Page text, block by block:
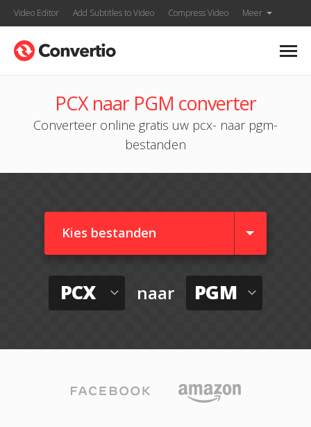
Video Editor Add Subtitles to Video Compress Video Meer
PCX naar PGM converter
Converteer online gratis uw pcx- naar pgm-
bestanden
Kies bestanden
PCX naar PGM